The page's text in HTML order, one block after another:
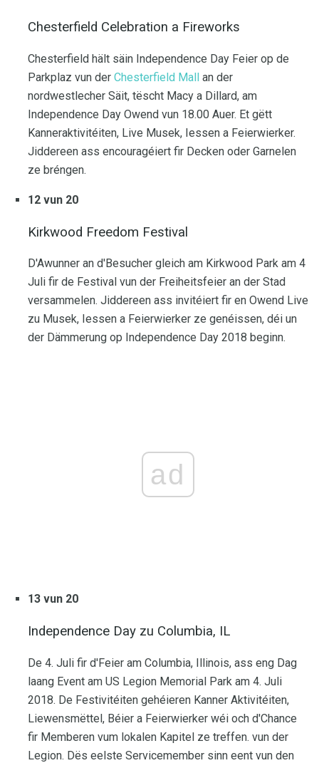
Chesterfield Celebration a Fireworks
Chesterfield hält säin Independence Day Feier op de
Parkplaz vun der Chesterfield Mall an der
nordwestlecher Säit, tëscht Macy a Dillard, am
Independence Day Owend vun 18.00 Auer. Et gëtt
Kanneraktivitéiten, Live Musek, Iessen a Feierwierker.
Jiddereen ass encouragéiert fir Decken oder Garnelen
ze bréngen.
12 vun 20
Kirkwood Freedom Festival
D'Awunner an d'Besucher gleich am Kirkwood Park am 4
Juli fir de Festival vun der Freiheitsfeier an der Stad
versammelen. Jiddereen ass invitéiert fir en Owend Live
zu Musek, Iessen a Feierwierker ze genéissen, déi un
der Dämmerung op Independence Day 2018 beginn.
ad
13 vun 20
Independence Day zu Columbia, IL
De 4. Juli fir d'Feier am Columbia, Illinois, ass eng Dag
laang Event am US Legion Memorial Park am 4. Juli
2018. De Festivitéiten gehéieren Kanner Aktivitéiten,
Liewensmëttel, Béier a Feierwierker wéi och d'Chance
fir Memberen vum lokalen Kapitel ze treffen. vun der
Legion. Dës eelste Servicemember sinn eent vun den